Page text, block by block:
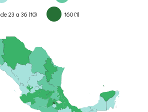
de 23 a 36 (10) 160 (1)